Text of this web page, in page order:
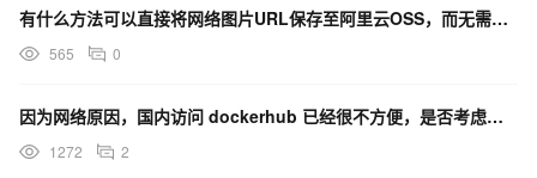
有什么方法可以直接将网络图片URL保存至阿里云OSS，而无需先下载到本地或服务器？
565 0
因为网络原因，国内访问 dockerhub 已经很不方便，是否考虑新增对 dockerhub 的镜像
1272 2